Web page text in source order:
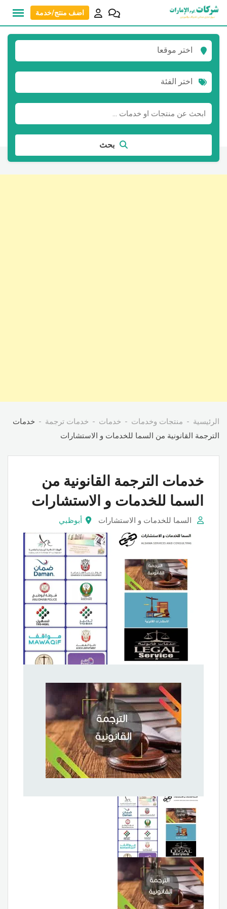
انتقل
المحتوى
اضف منتج/خدمة
اختر موقعا
اختر الفئة
بحث
الرئيسية منتجات وخدمات خدمات خدمات ترجمة
خدمات
الترجمة القانونية من السما للخدمات و الاستشارات
خدمات الترجمة القانونية من
السما للخدمات و الاستشارات
السما للخدمات و الاستشارات أبوظبي